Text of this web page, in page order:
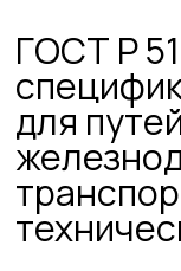
ГОСТ Р
для